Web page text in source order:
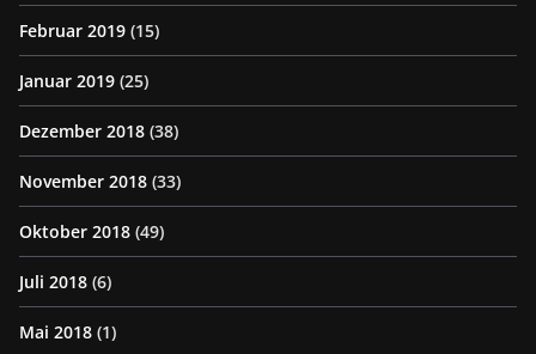
Februar 2019 (15)
Januar 2019 (25)
Dezember 2018 (38)
November 2018 (33)
Oktober 2018 (49)
Juli 2018 (6)
Mai 2018 (1)